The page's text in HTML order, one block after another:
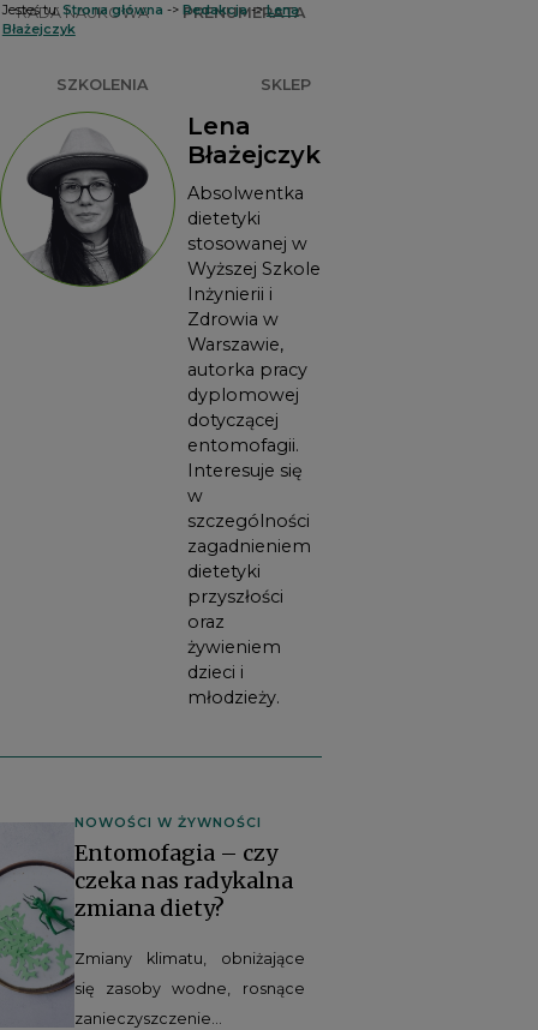
RADA NAUKOWA PRENUMERATA
SZKOLENIA SKLEP
Jesteś tu:Strona główna -> Redakcja->Lena
Błażejczyk
Lena
Błażejczyk
Absolwentka
dietetyki
stosowanej w
Wyższej Szkole
Inżynierii i
Zdrowia w
Warszawie,
autorka pracy
dyplomowej
dotyczącej
entomofagii.
Interesuje się
w
szczególności
zagadnieniem
dietetyki
przyszłości
oraz
żywieniem
dzieci i
młodzieży.
NOWOŚCI W ŻYWNOŚCI
Entomofagia – czy
czeka nas radykalna
zmiana diety?
Zmiany klimatu, obniżające
się zasoby wodne, rosnące
zanieczyszczenie